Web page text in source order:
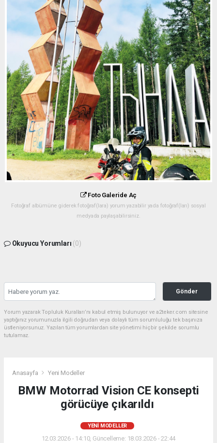
Foto Galeride Aç
Fotoğraf albümüne giderek fotoğraf(lara) yorum yazabilir yada fotoğraf(ları) sosyal
medyada paylaşabilirsiniz.
Okuyucu Yorumları (0)
Gönder
Yorum yazarak Topluluk Kuralları’nı kabul etmiş bulunuyor ve a2teker.com sitesine
yaptığınız yorumunuzla ilgili doğrudan veya dolaylı tüm sorumluluğu tek başınıza
üstleniyorsunuz. Yazılan tüm yorumlardan site yönetimi hiçbir şekilde sorumlu
tutulamaz.
Anasayfa Yeni Modeller
BMW Motorrad Vision CE konsepti
görücüye çıkarıldı
YENI MODELLER
12.03.2026 - 14:10, Güncelleme: 18.03.2026 - 22:44